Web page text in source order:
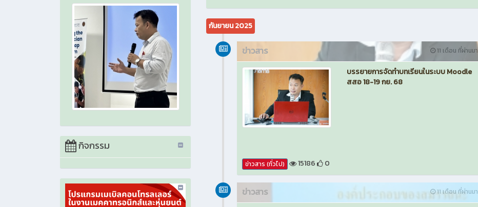
กิจกรรม
กันยายน 2025
11 เดือน ที่ผ่านมา
ข่าวสาร
บรรยายการจัดทำบทเรียนในระบบ Moodle
สสอ 18-19 กย. 68
ข่าวสาร (ทั่วไป) 15186 0
11 เดือน ที่ผ่านมา
ข่าวสาร